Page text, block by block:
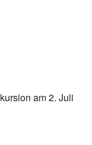
am 2. Juli